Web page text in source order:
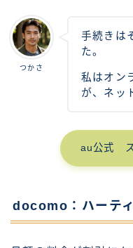
つかさ
手続きは
た。
私はオン
が、ネッ
au公式 ス
docomo：ハーティ